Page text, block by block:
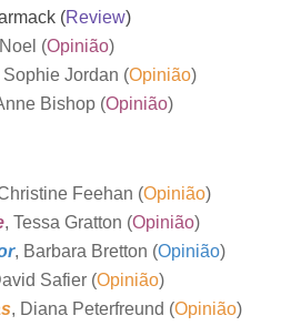
(Review)
(Opinião)
Sophie Jordan (Opinião)
Bishop (Opinião)
Feehan (Opinião)
, Tessa Gratton (Opinião)
, Barbara Bretton (Opinião)
Safier (Opinião)
, Diana Peterfreund (Opinião)